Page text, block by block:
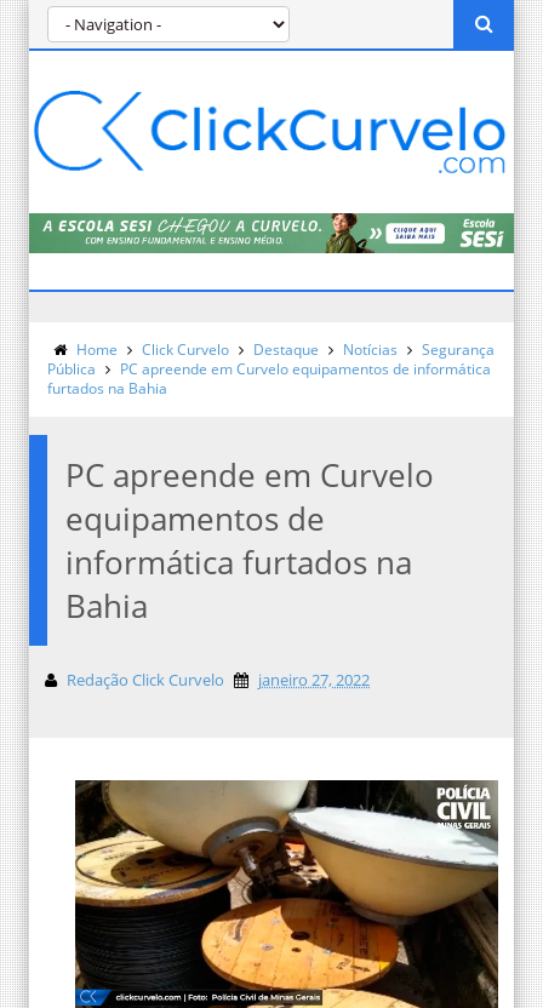
Home Click Curvelo Destaque Notícias
Segurança
Pública
PC apreende em Curvelo equipamentos de informática
furtados na Bahia
PC apreende em Curvelo
equipamentos de
informática furtados na
Bahia
Redação Click Curvelo janeiro 27, 2022